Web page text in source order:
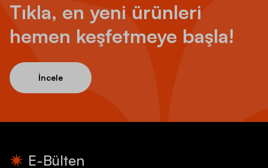
Tıkla, en yeni ürünleri
hemen keşfetmeye başla!
İncele
E-Bülten